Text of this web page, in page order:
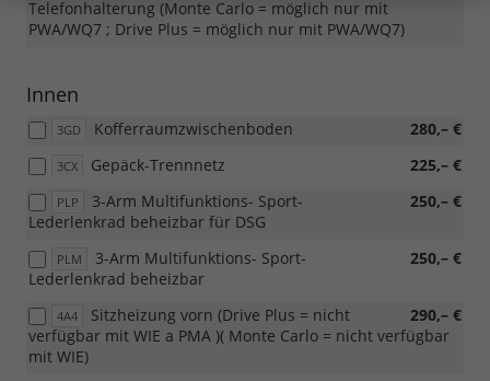
Telefonhalterung (Monte Carlo = möglich nur mit
PWA/WQ7 ; Drive Plus = möglich nur mit PWA/WQ7)
Innen
3GD 280,– €
Kofferraumzwischenboden
3CX 225,– €
Gepäck-Trennnetz
PLP 250,– €
3-Arm Multifunktions- Sport-
Lederlenkrad beheizbar für DSG
PLM 250,– €
3-Arm Multifunktions- Sport-
Lederlenkrad beheizbar
4A4 290,– €
Sitzheizung vorn (Drive Plus = nicht
verfügbar mit WIE a PMA )( Monte Carlo = nicht verfügbar
mit WIE)